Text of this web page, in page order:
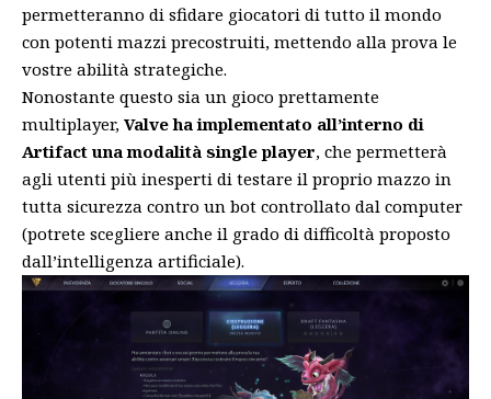
permetteranno di sfidare giocatori di tutto il mondo
con potenti mazzi precostruiti, mettendo alla prova le
vostre abilità strategiche.
Nonostante questo sia un gioco prettamente
multiplayer, Valve ha implementato all’interno di
Artifact una modalità single player, che permetterà
agli utenti più inesperti di testare il proprio mazzo in
tutta sicurezza contro un bot controllato dal computer
(potrete scegliere anche il grado di difficoltà proposto
dall’intelligenza artificiale).